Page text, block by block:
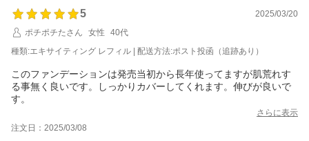
5
2025/03/20
ポチポチたさん
女性
40代
種類:エキサイティング レフィル | 配送方法:ポスト投函（追跡あり）
このファンデーションは発売当初から長年使ってますが肌荒れす
る事無く良いです。しっかりカバーしてくれます。伸びが良いで
す。
さらに表示
注文日：2025/03/08